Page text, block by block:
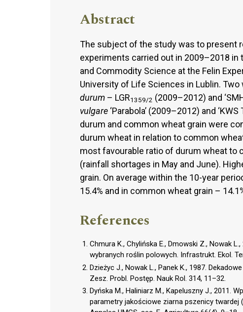
Abstract
The subject of the study was to present
experiments carried out in 2009–2018
and Commodity Science at the Felin
University of Life Sciences in Lublin.
durum – LGR1359/2 (2009–2012) and
vulgare ‘Parabola’ (2009–2012) and
durum and common wheat grain were
durum wheat in relation to common
most favourable ratio of durum wheat to
(rainfall shortages in May and June).
grain. On average within the 10-year
15.4% and in common wheat grain –
References
Chmura K., Chylińska E., Dmowski Z., Nowak
wybranych roślin polowych. Infrastrukt. Ekol.
Dzieżyc J., Nowak L., Panek K., 1987.
Zesz. Probl. Postęp. Nauk Rol. 314, 11–32.
Dyńska M., Haliniarz M., Kapeluszny J., 2011.
parametry jakościowe ziarna pszenicy twardej